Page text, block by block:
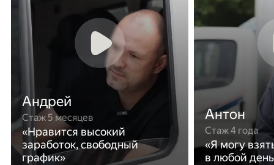
Андрей
Стаж 5 месяцев
«Нравится высокий
заработок, свободный
график»
Антон
Стаж 4 года
«Я могу
в любой